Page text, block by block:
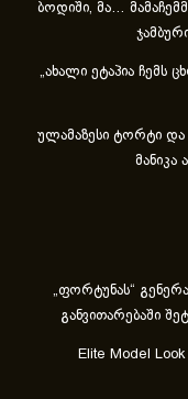
ბოდიში, მა…
„ახა­ლი ეტა­პია ჩემს
ულამაზესი ტორტი
მანიკა
„ფორტუნას“
განვითარებაში
Elite Model